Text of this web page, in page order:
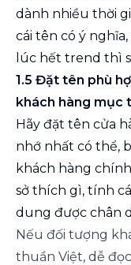
dành nhiều thời
cái tên có ý
lúc hết trend thì
1.5 Đặt tên phù
khách hàng mục
Hãy đặt tên cửa
nhớ nhất có thể,
khách hàng
sở thích gì, tính
dung được chân
Nếu đối tượng
thuần Việt, dễ